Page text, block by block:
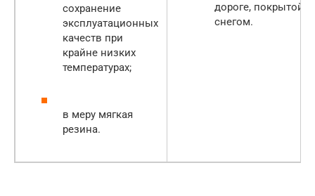
сохранение
эксплуатационных
качеств при
крайне низких
температурах;
в меру мягкая
резина.
дороге, покрытой
снегом.